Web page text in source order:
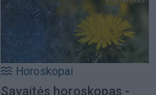
Horoskopai
Savaitės horoskopas -